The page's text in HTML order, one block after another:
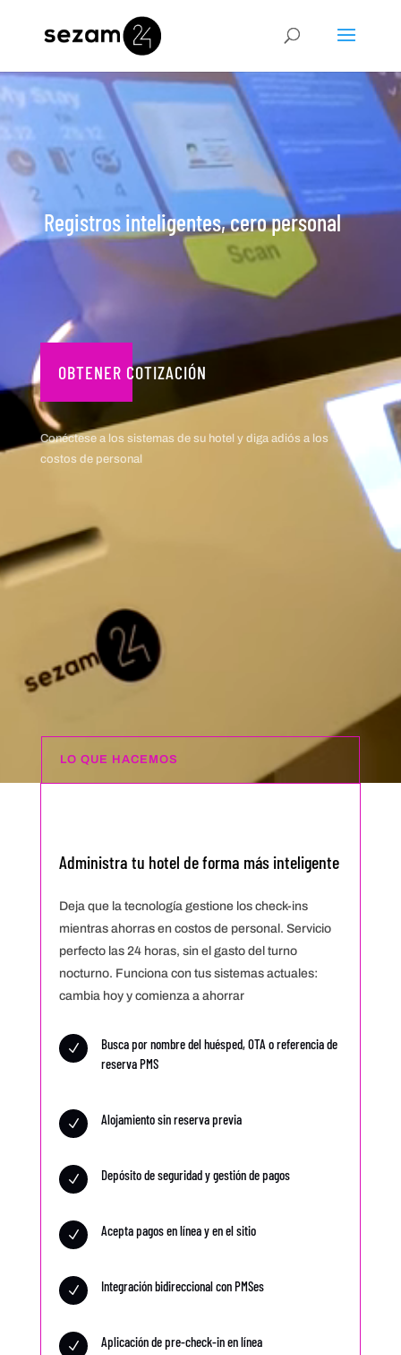
Video
Player
Registros inteligentes, cero personal
OBTENER COTIZACIÓN
Conéctese a los sistemas de su hotel y diga adiós a los
costos de personal
LO QUE HACEMOS
Administra tu hotel de forma más inteligente
Deja que la tecnología gestione los check-ins
mientras ahorras en costos de personal. Servicio
perfecto las 24 horas, sin el gasto del turno
nocturno. Funciona con tus sistemas actuales:
cambia hoy y comienza a ahorrar
N
Busca por nombre del huésped, OTA o referencia de
reserva PMS
N Alojamiento sin reserva previa
N Depósito de seguridad y gestión de pagos
N Acepta pagos en línea y en el sitio
N Integración bidireccional con PMSes
N Aplicación de pre-check-in en línea